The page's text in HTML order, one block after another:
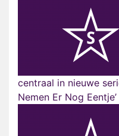
centraal in nieuwe
Nemen Er Nog Eentje’